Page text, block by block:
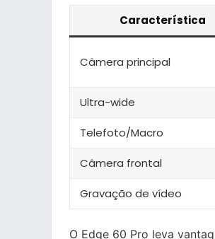
Característica
Câmera principal
Ultra-wide
Telefoto/Macro
Câmera frontal
Gravação de vídeo
O Edge 60 Pro leva